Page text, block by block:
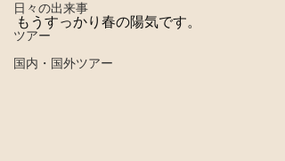
日々の出来事
ツアー
国内・国外ツアー
もうすっかり春の陽気です。